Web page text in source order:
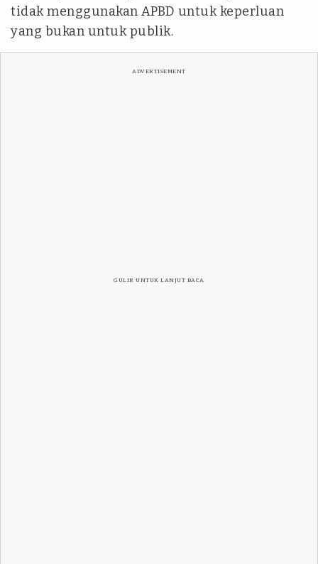
tidak menggunakan APBD untuk keperluan
yang bukan untuk publik.
ADVERTISEMENT
GULIR UNTUK LANJUT BACA